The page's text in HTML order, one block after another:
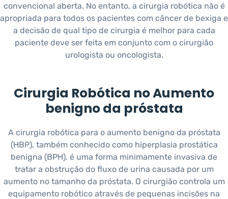
convencional aberta. No entanto, a cirurgia robótica não é
apropriada para todos os pacientes com câncer de bexiga e
a decisão de qual tipo de cirurgia é melhor para cada
paciente deve ser feita em conjunto com o cirurgião
urologista ou oncologista.
Cirurgia Robótica no Aumento
benigno da próstata
A cirurgia robótica para o aumento benigno da próstata
(HBP), também conhecido como hiperplasia prostática
benigna (BPH), é uma forma minimamente invasiva de
tratar a obstrução do fluxo de urina causada por um
aumento no tamanho da próstata. O cirurgião controla um
equipamento robótico através de pequenas incisões na